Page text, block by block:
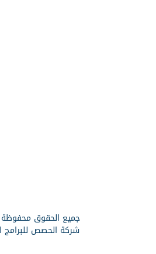
جميع الحقوق محفوظة ©
شركة الحصص للبرامج